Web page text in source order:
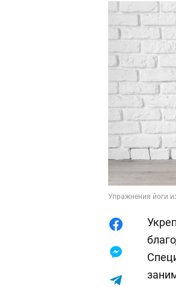
Лайфхаки
Упражнения йоги